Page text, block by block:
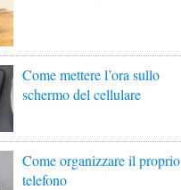
Come mettere l’ora sullo
schermo del cellulare
Come organizzare il proprio
telefono